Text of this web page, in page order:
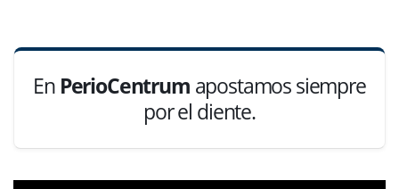
En PerioCentrum apostamos siempre
por el diente.